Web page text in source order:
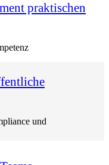
praktischen
und